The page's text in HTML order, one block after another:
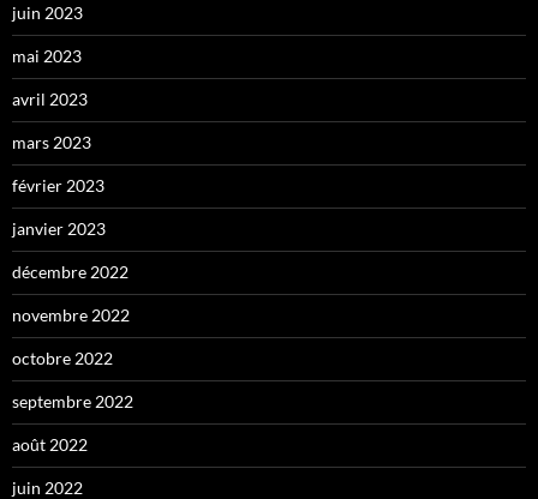
juin 2023
mai 2023
avril 2023
mars 2023
février 2023
janvier 2023
décembre 2022
novembre 2022
octobre 2022
septembre 2022
août 2022
juin 2022